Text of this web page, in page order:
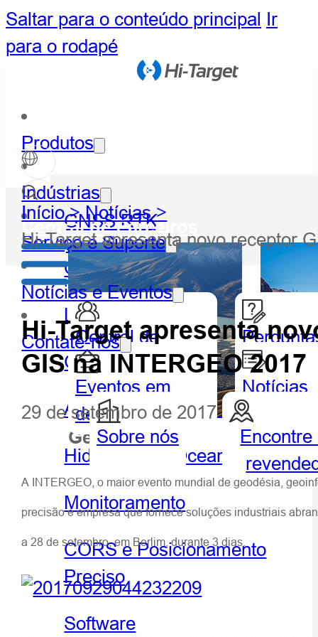
Saltar para o conteúdo principal Ir
para o rodapé
Produtos
GNSS RTK
Óptico
LiDAR
GIS portátil e tablet
Agricultura de precisão
Hidrografia e Oceanografia
Monitoramento
CORS e Posicionamento
Preciso
Software
Indústrias
Geoespacial
Serviço e Suporte
Central de
Parceiros
Notícias e Eventos
Eventos em
destaque
Notícias
Contate-nos
Sobre nós
Encontre
Central de Parceiros
Início >Notícias >
Hi-Target apresenta novo receptor
Hi-Target apresenta
GIS na INTERGEO 2017
29 de setembro de 2017
A INTERGEO, o maior evento mundial de geodésia,
precisão e empresa que fornece soluções industriais
a 28 de setembro, em Berlim, durante 3 dias.